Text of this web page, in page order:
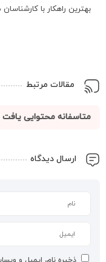
بهترین راهکار با
مقالات مرتبط
متاسفانه محتوایی
ارسال دیدگاه